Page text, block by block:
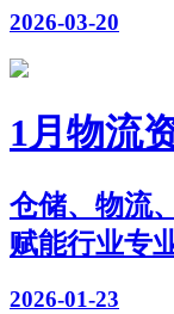
2026-03-20
1月物流
仓储、物流
赋能行业专
2026-01-23